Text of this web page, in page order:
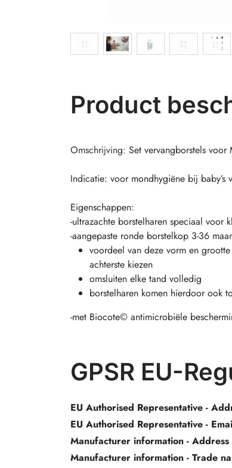
Product
Omschrijving: Set vervangborstels voor
Indicatie: voor mondhygiëne bij baby’s
Eigenschappen:
-ultrazachte borstelharen speciaal voor
-aangepaste ronde borstelkop 3-36
voordeel van deze vorm en
achterste kiezen
omsluiten elke tand volledig
borstelharen komen hierdoor ook
-met Biocote© antimicrobiële
GPSR EU-
EU Authorised Representative -
EU Authorised Representative -
Manufacturer information - Address
Manufacturer information - Trade